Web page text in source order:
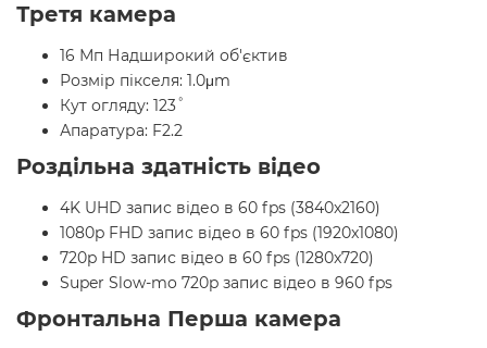
Третя камера
16 Мп Надширокий об'єктив
Розмір пікселя: 1.0μm
Кут огляду: 123˚
Апаратура: F2.2
Роздільна здатність відео
4K UHD запис відео в 60 fps (3840x2160)
1080p FHD запис відео в 60 fps (1920x1080)
720p HD запис відео в 60 fps (1280x720)
Super Slow-mo 720p запис відео в 960 fps
Фронтальна Перша камера